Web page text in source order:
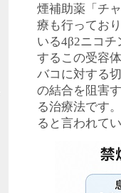
煙補助薬「チ
療も行ってお
いる4β2ニコ
するこの受容
バコに対する
の結合を阻害
る治療法です
ると言われて